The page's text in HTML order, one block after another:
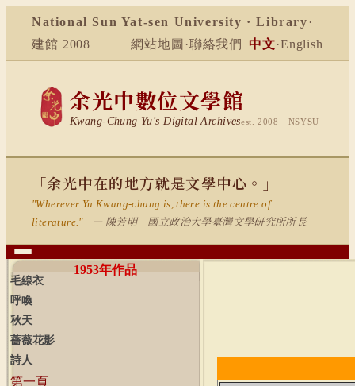
National Sun Yat-sen University · Library ·
建館 2008
網站地圖 ·聯絡我們 中文·English
余光中數位文學館
Kwang-Chung Yu's Digital Archivesest. 2008 · NSYSU
「余光中在的地方就是文學中心。」
"Wherever Yu Kwang-chung is, there is the centre of
literature."
— 陳芳明 國立政治大學臺灣文學研究所所長
1953年作品
毛線衣
呼喚
秋天
薔薇花影
詩人
第一頁